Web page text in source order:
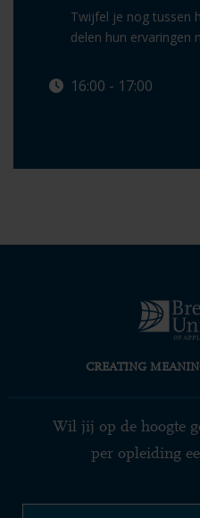
Twijfel je nog tussen
delen hun ervaringen
16:00 - 17:00
CREATING
Wil jij op de hoogte
per opleiding